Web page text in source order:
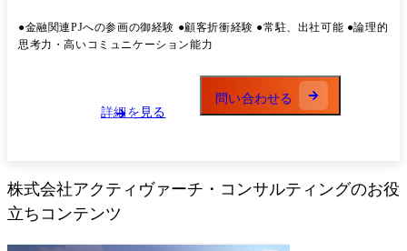
基本設計、詳細設計などの開発案 (※)は必須ではないがあれば尚良 【プ
ロジェクト事例】 ●大手小売企業様/戦略コンサルティング ・ネットス
ュリティ脆弱性対応の迅速化プロジェクト
●金融関連PJへの参画の御経験 ●顧客折衝経験 ●常駐、出社可能 ●論理的
思考力・高いコミュニケーション能力
詳細を見る
問い合わせる
株式会社アクティヴァーチ・コンサルティングのお役
立ちコンテンツ